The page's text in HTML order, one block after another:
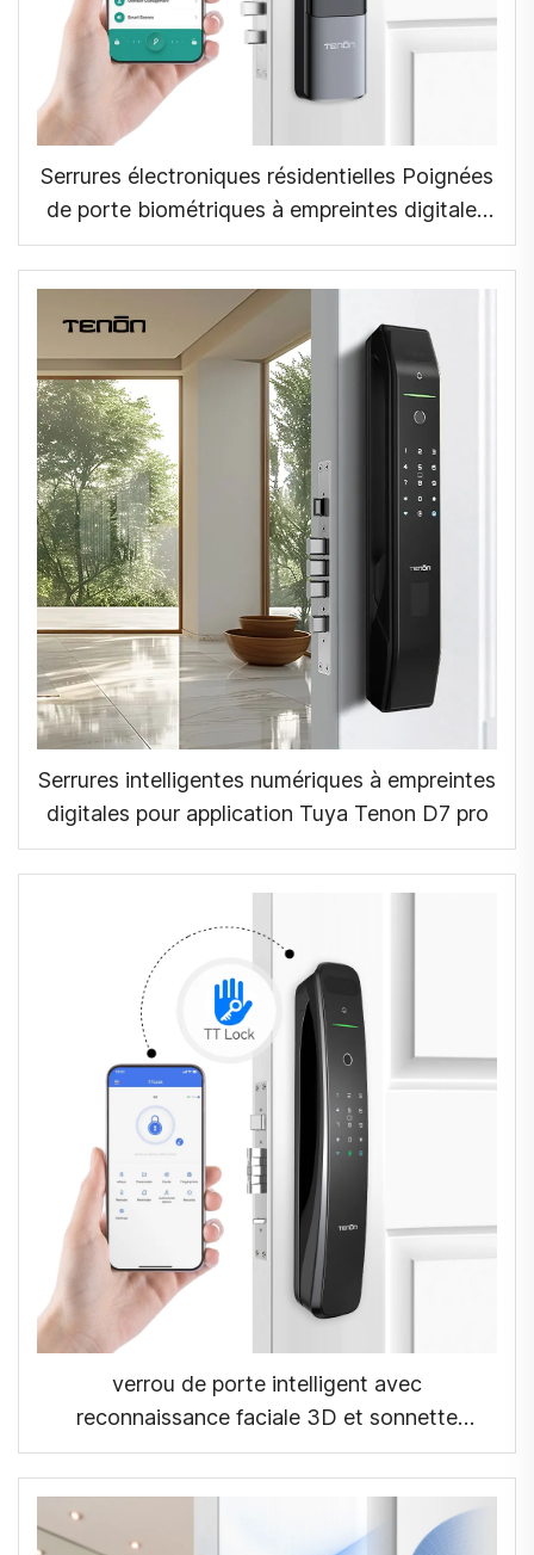
Serrures électroniques résidentielles Poignées
de porte biométriques à empreintes digitales
Application Tuya K6
Serrures intelligentes numériques à empreintes
digitales pour application Tuya Tenon D7 pro
verrou de porte intelligent avec
reconnaissance faciale 3D et sonnette
intelligente automatique Tenon A9X